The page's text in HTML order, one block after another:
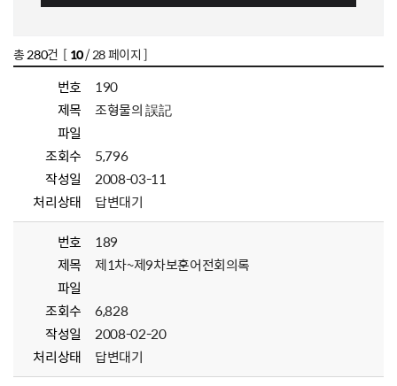
총280건 [ 10/ 28 페이지 ]
번호
190
제목
조형물의 誤記
파일
조회수
5,796
작성일
2008-03-11
처리상태
답변대기
번호
189
제목
제1차~제9차보훈어전회의록
파일
조회수
6,828
작성일
2008-02-20
처리상태
답변대기